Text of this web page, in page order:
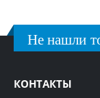
Не нашли
КОНТАКТЫ